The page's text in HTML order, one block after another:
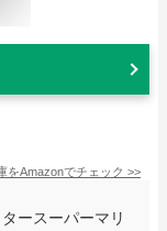
をAmazonでチェック >>
ースーパーマリ